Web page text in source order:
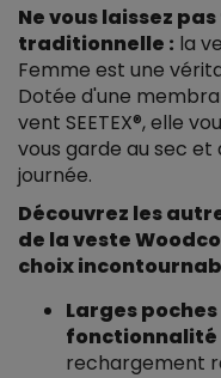
Ne vous laissez
traditionnelle : la
Femme est une
Dotée d'une
vent SEETEX®, elle
vous garde au sec et
journée.
Découvrez les
de la veste
choix
Larges
fonctionnalité
rechargement